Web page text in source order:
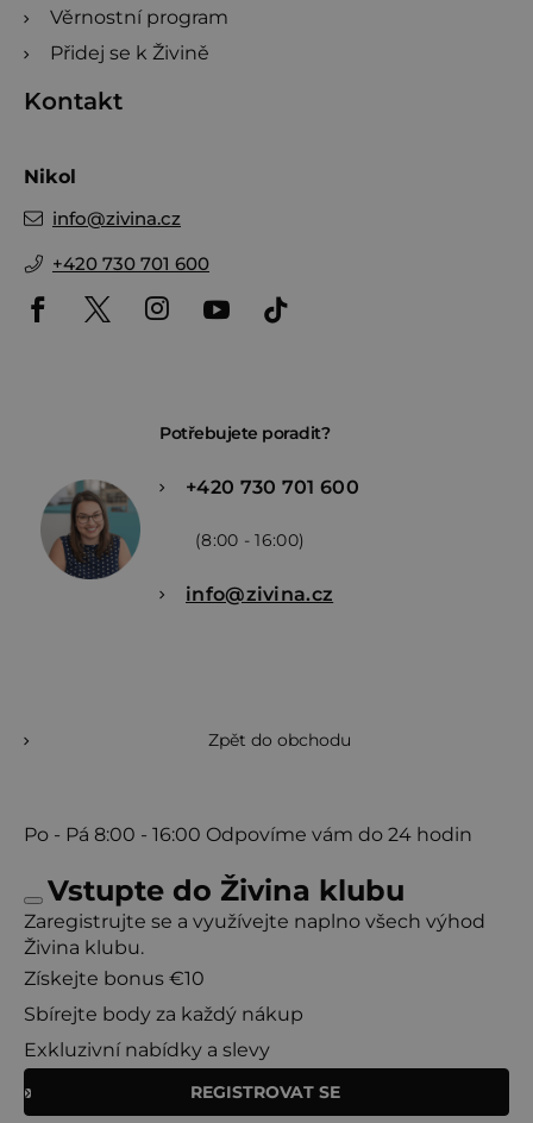
Věrnostní program
Přidej se k Živině
Kontakt
Nikol
info@zivina.cz
+420 730 701 600
Potřebujete poradit?
+420 730 701 600
(8:00 - 16:00)
info@zivina.cz
Zpět do obchodu
Po - Pá 8:00 - 16:00 Odpovíme vám do 24 hodin
Vstupte do Živina klubu
Zaregistrujte se a využívejte naplno všech výhod
Živina klubu.
Získejte bonus €10
Sbírejte body za každý nákup
Exkluzivní nabídky a slevy
REGISTROVAT SE